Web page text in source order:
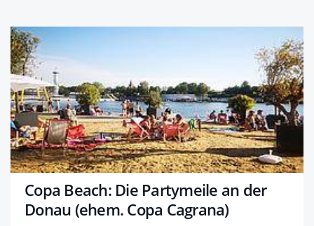
Copa Beach: Die Partymeile an der
Donau (ehem. Copa Cagrana)